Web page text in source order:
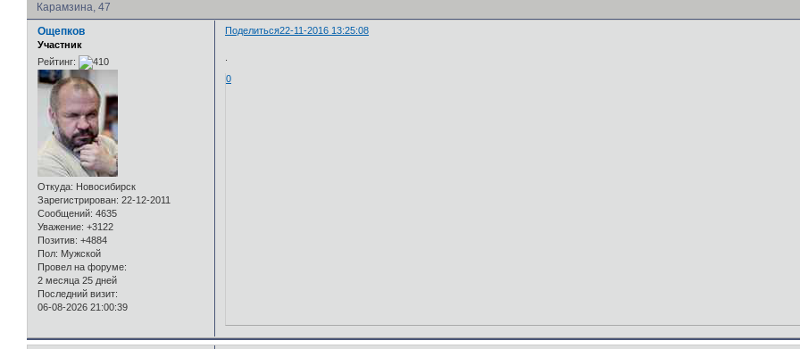
Карамзина, 47
Поделиться22-11-2016 13:25:08
Ощепков
Участник
Рейтинг:
Откуда: Новосибирск
Зарегистрирован: 22-12-2011
Сообщений: 4635
Уважение: +3122
Позитив: +4884
Пол: Мужской
Провел на форуме:
2 месяца 25 дней
Последний визит:
06-08-2026 21:00:39
0